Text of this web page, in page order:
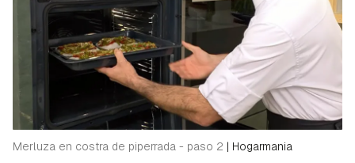
Merluza en costra de piperrada - paso 2 | Hogarmania